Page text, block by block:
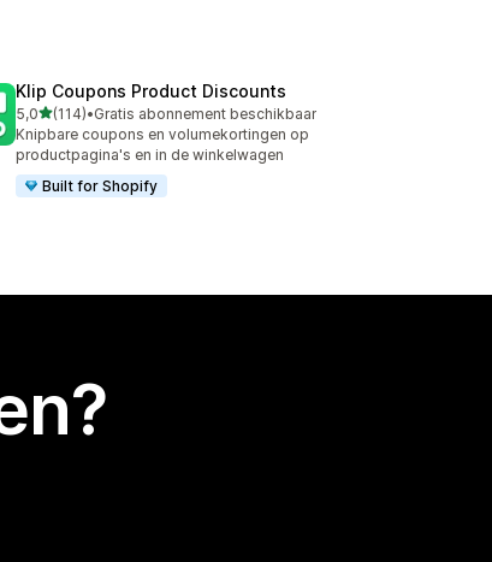
Klip Coupons Product Discounts
5,0van 5 sterren
(114)
114 recensies in totaal
•Gratis abonnement beschikbaar
Knipbare coupons en volumekortingen op
productpagina's en in de winkelwagen
Built for Shopify